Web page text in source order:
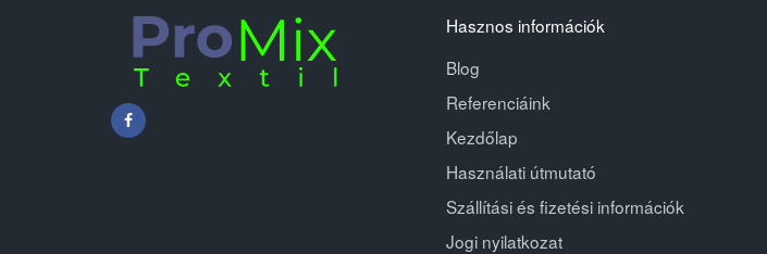
Hasznos információk
Blog
Referenciáink
Kezdőlap
Használati útmutató
Szállítási és fizetési információk
Jogi nyilatkozat